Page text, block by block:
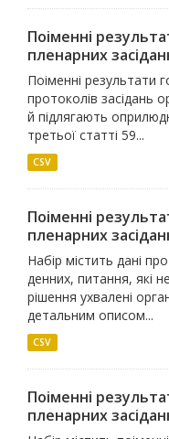
Поіменні
пленарних
Поіменні результати
протоколів засідань
й підлягають
третьої статті 59...
CSV
Поіменні
пленарних
Набір містить дані
денних, питання, які
рішення ухвалені
детальним описом...
CSV
Поіменні
пленарних